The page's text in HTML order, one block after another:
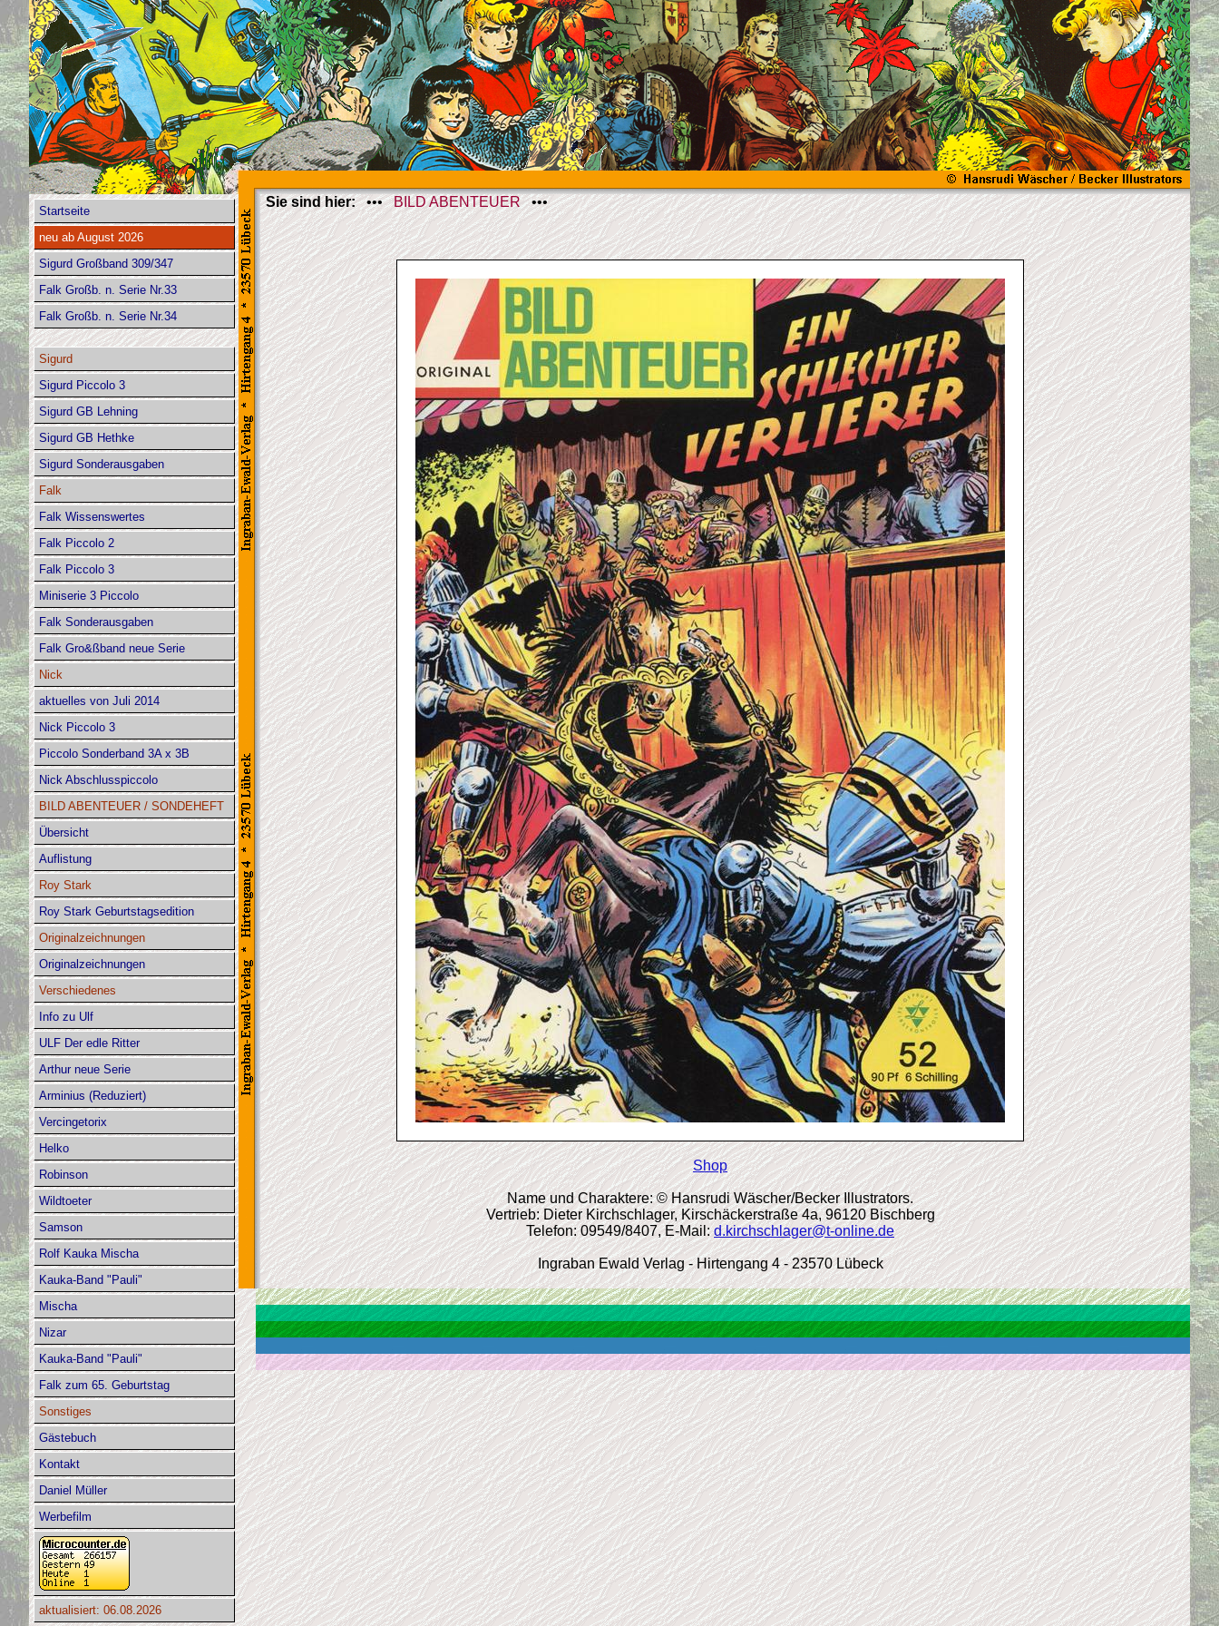
Startseite
neu ab August 2026
Sigurd Großband 309/347
Falk Großb. n. Serie Nr.33
Falk Großb. n. Serie Nr.34
Sigurd
Sigurd Piccolo 3
Sigurd GB Lehning
Sigurd GB Hethke
Sigurd Sonderausgaben
Falk
Falk Wissenswertes
Falk Piccolo 2
Falk Piccolo 3
Miniserie 3 Piccolo
Falk Sonderausgaben
Falk Gro&ßband neue Serie
Nick
aktuelles von Juli 2014
Nick Piccolo 3
Piccolo Sonderband 3A x 3B
Nick Abschlusspiccolo
BILD ABENTEUER / SONDEHEFT
Übersicht
Auflistung
Roy Stark
Roy Stark Geburtstagsedition
Originalzeichnungen
Originalzeichnungen
Verschiedenes
Info zu Ulf
ULF Der edle Ritter
Arthur neue Serie
Arminius (Reduziert)
Vercingetorix
Helko
Robinson
Wildtoeter
Samson
Rolf Kauka Mischa
Kauka-Band "Pauli"
Mischa
Nizar
Kauka-Band "Pauli"
Falk zum 65. Geburtstag
Sonstiges
Gästebuch
Kontakt
Daniel Müller
Werbefilm
aktualisiert: 06.08.2026
Sie sind hier:•••BILD ABENTEUER•••
Shop
Name und Charaktere: © Hansrudi Wäscher/Becker Illustrators.
Vertrieb: Dieter Kirchschlager, Kirschäckerstraße 4a, 96120 Bischberg
Telefon: 09549/8407, E-Mail:d.kirchschlager@t-online.de
Ingraban Ewald Verlag - Hirtengang 4 - 23570 Lübeck